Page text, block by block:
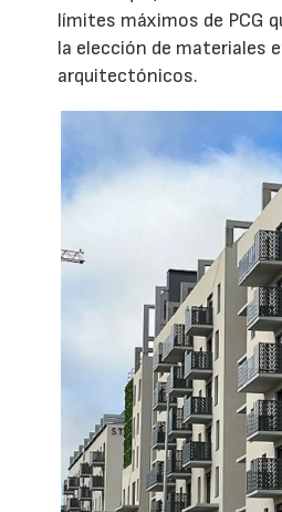
límites máximos de PCG
la elección de materiales
arquitectónicos.